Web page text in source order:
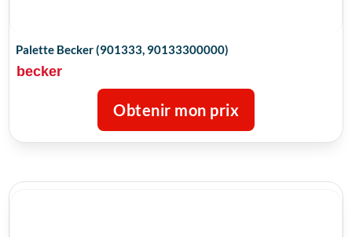
Palette Becker (901333, 90133300000)
becker
Obtenir mon prix